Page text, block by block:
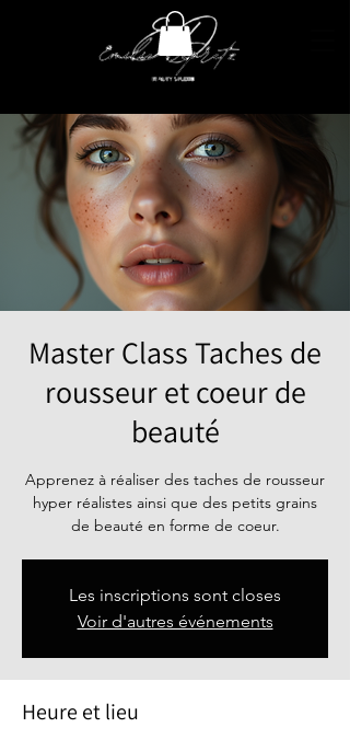
Master Class Taches de
rousseur et coeur de
beauté
Apprenez à réaliser des taches de rousseur
hyper réalistes ainsi que des petits grains
de beauté en forme de coeur.
Les inscriptions sont closes
Voir d'autres événements
Heure et lieu